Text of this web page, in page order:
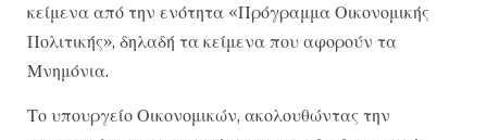
κείμενα από την ενότητα «Πρόγραμμα Οικονομικής
Πολιτικής», δηλαδή τα κείμενα που αφορούν τα
Μνημόνια.
Το υπουργείο Οικονομικών, ακολουθώντας την